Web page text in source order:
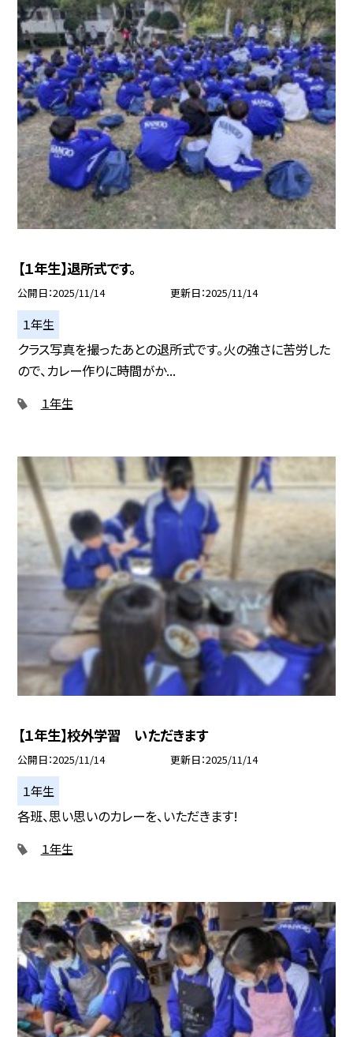
【１年生】退所式です。
公開日 2025/11/14 更新日 2025/11/14
１年生
クラス写真を撮ったあとの退所式です。火の強さに苦労した
ので、カレー作りに時間がか...
１年生
【１年生】校外学習 いただきます
公開日 2025/11/14 更新日 2025/11/14
１年生
各班、思い思いのカレーを、いただきます!
１年生